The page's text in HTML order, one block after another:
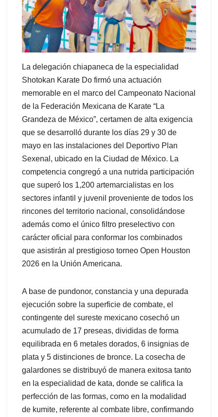
La delegación chiapaneca de la especialidad
Shotokan Karate Do firmó una actuación
memorable en el marco del Campeonato Nacional
de la Federación Mexicana de Karate “La
Grandeza de México”, certamen de alta exigencia
que se desarrolló durante los días 29 y 30 de
mayo en las instalaciones del Deportivo Plan
Sexenal, ubicado en la Ciudad de México. La
competencia congregó a una nutrida participación
que superó los 1,200 artemarcialistas en los
sectores infantil y juvenil proveniente de todos los
rincones del territorio nacional, consolidándose
además como el único filtro preselectivo con
carácter oficial para conformar los combinados
que asistirán al prestigioso torneo Open Houston
2026 en la Unión Americana.
A base de pundonor, constancia y una depurada
ejecución sobre la superficie de combate, el
contingente del sureste mexicano cosechó un
acumulado de 17 preseas, divididas de forma
equilibrada en 6 metales dorados, 6 insignias de
plata y 5 distinciones de bronce. La cosecha de
galardones se distribuyó de manera exitosa tanto
en la especialidad de kata, donde se califica la
perfección de las formas, como en la modalidad
de kumite, referente al combate libre, confirmando